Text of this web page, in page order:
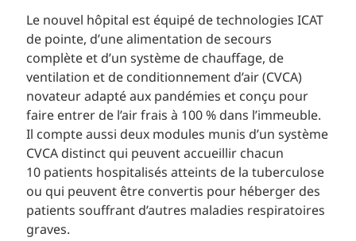
Le nouvel hôpital est équipé de technologies ICAT
de pointe, d’une alimentation de secours
complète et d’un système de chauffage, de
ventilation et de conditionnement d’air (CVCA)
novateur adapté aux pandémies et conçu pour
faire entrer de l’air frais à 100 % dans l’immeuble.
Il compte aussi deux modules munis d’un système
CVCA distinct qui peuvent accueillir chacun
10 patients hospitalisés atteints de la tuberculose
ou qui peuvent être convertis pour héberger des
patients souffrant d’autres maladies respiratoires
graves.